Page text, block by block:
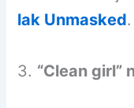
lak Unmasked.
3. “Clean girl”